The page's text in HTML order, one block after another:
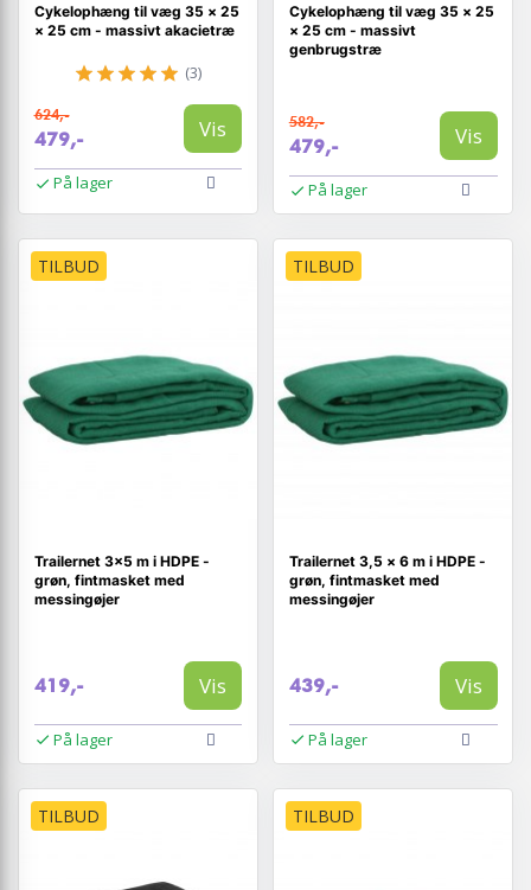
Cykelophæng til væg 35 × 25
× 25 cm - massivt akacietræ
(3)
624,-
479,- Vis
På lager
Cykelophæng til væg 35 × 25
× 25 cm - massivt
genbrugstræ
582,-
479,- Vis
På lager
TILBUD
Trailernet 3×5 m i HDPE -
grøn, fintmasket med
messingøjer
419,- Vis
På lager
TILBUD
Trailernet 3,5 × 6 m i HDPE -
grøn, fintmasket med
messingøjer
439,- Vis
På lager
TILBUD TILBUD